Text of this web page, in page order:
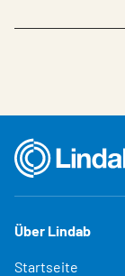
SpracheSwitzerland -
Über Lindab
Startseite